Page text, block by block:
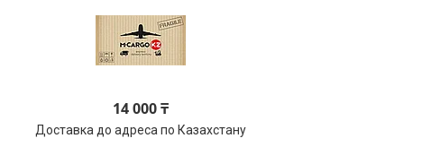
14 000 ₸
Доставка до адреса по Казахстану